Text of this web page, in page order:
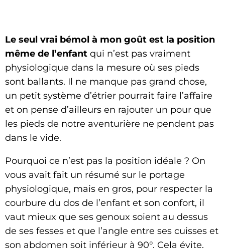
Le seul vrai bémol à mon goût est la position
même de l’enfant qui n’est pas vraiment
physiologique dans la mesure où ses pieds
sont ballants. Il ne manque pas grand chose,
un petit système d’étrier pourrait faire l’affaire
et on pense d’ailleurs en rajouter un pour que
les pieds de notre aventurière ne pendent pas
dans le vide.
Pourquoi ce n’est pas la position idéale ? On
vous avait fait un résumé sur le portage
physiologique, mais en gros, pour respecter la
courbure du dos de l’enfant et son confort, il
vaut mieux que ses genoux soient au dessus
de ses fesses et que l’angle entre ses cuisses et
son abdomen soit inférieur à 90°. Cela évite,